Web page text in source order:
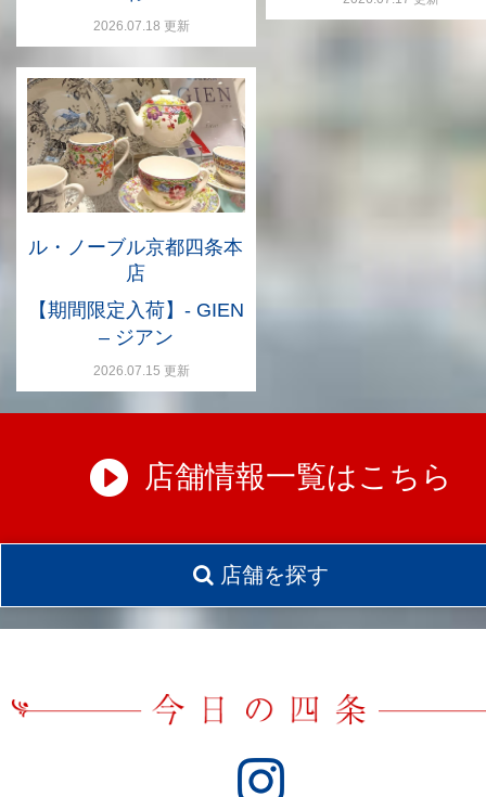
2026.07.18 更新
ル・ノーブル京都四条本
店
【期間限定入荷】- GIEN
– ジアン
2026.07.15 更新
店舗情報一覧はこちら
店舗を探す